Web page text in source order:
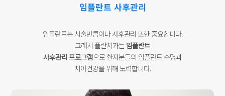
임플란트 사후관리
임플란트는 시술만큼이나 사후관리 또한 중요합니다.
그래서 플란치과는 임플란트
사후관리 프로그램으로환자분들의 임플란트 수명과
치아건강을 위해 노력합니다.